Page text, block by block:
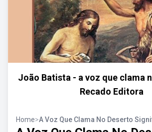
João Batista - a voz que clama
Recado Editora
Home>A Voz Que Clama No Deserto